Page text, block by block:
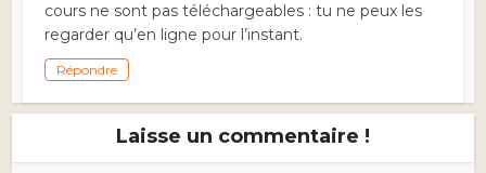
cours ne sont pas téléchargeables : tu ne peux les
regarder qu’en ligne pour l’instant.
Répondre
Laisse un commentaire !